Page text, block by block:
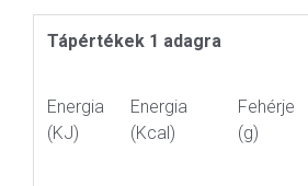
Tápértékek 1 adagra
Energia
(KJ)
Energia
(Kcal)
Fehérje
(g)